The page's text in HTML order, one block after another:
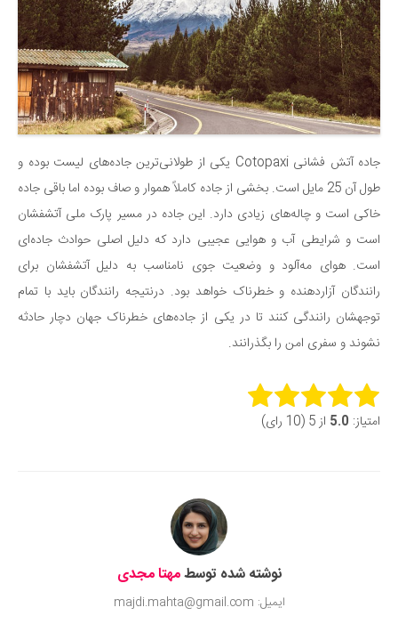
جاده آتش فشانی Cotopaxi یکی از طولانی‌ترین جاده‌های لیست بوده و
طول آن 25 مایل است. بخشی از جاده کاملاً هموار و صاف بوده اما باقی جاده
خاکی است و چاله‌های زیادی دارد. این جاده در مسیر پارک ملی آتشفشان
است و شرایطی آب و هوایی عجیبی دارد که دلیل اصلی حوادث جاده‌ای
است. هوای مه‌آلود و وضعیت جوی نامناسب به دلیل آتشفشان برای
رانندگان آزاردهنده و خطرناک خواهد بود. درنتیجه رانندگان باید با تمام
توجهشان رانندگی کنند تا در یکی از جاده‌های خطرناک جهان دچار حادثه
نشوند و سفری امن را بگذرانند.
Rate this item:
امتیاز: 5.0 از 5 (10 رای)
نوشته شده توسطمهتا مجدی
ایمیل: majdi.mahta@gmail.com